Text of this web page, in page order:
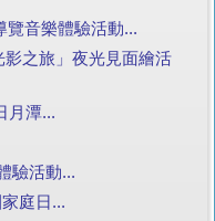
覽音樂體驗活動...
之旅」夜光見面繪活
月潭...
驗活動...
庭日...